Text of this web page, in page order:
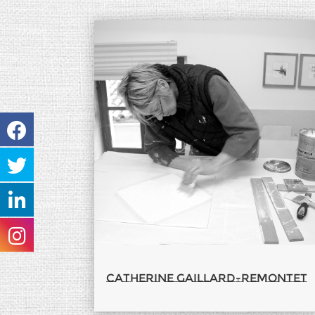
Catherine Gaillard-Remontet
Catherine Gaillard-Remontet
Biographie & Galerie